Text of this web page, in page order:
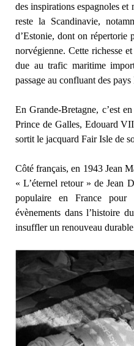
des inspirations espagnoles
reste la Scandinavie,
d’Estonie, dont on répertorie
norvégienne. Cette richesse
due au trafic maritime
passage au confluant des pays
En Grande-Bretagne, c’est
Prince de Galles, Edouard
sortit le jacquard Fair Isle de
Côté français, en 1943 Jean
« L’éternel retour » de Jean
populaire en France pour
évènements dans l’histoire
insuffler un renouveau